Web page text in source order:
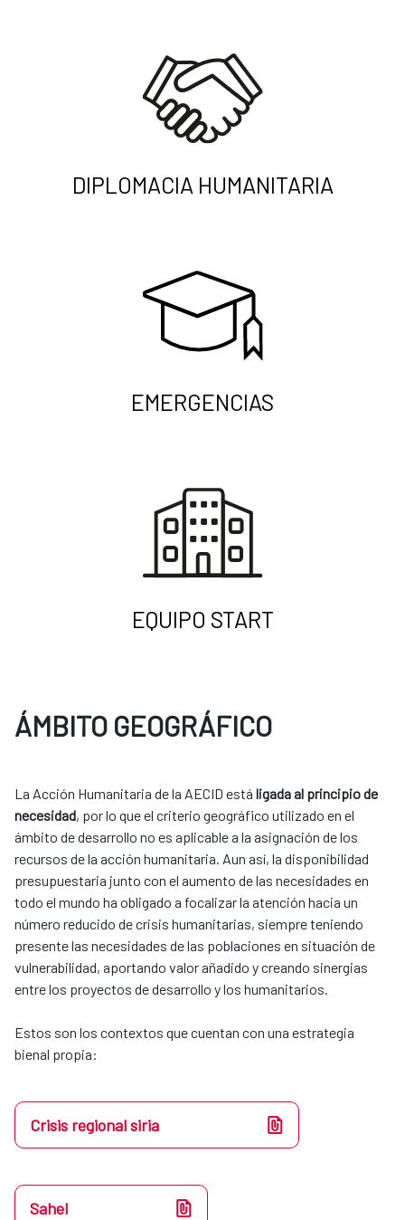
DIPLOMACIA HUMANITARIA
EMERGENCIAS
EQUIPO START
ÁMBITO GEOGRÁFICO
La Acción Humanitaria de la AECID está ligada al principio de
necesidad, por lo que el criterio geográfico utilizado en el
ámbito de desarrollo no es aplicable a la asignación de los
recursos de la acción humanitaria. Aun así, la disponibilidad
presupuestaria junto con el aumento de las necesidades en
todo el mundo ha obligado a focalizar la atención hacia un
número reducido de crisis humanitarias, siempre teniendo
presente las necesidades de las poblaciones en situación de
vulnerabilidad, aportando valor añadido y creando sinergias
entre los proyectos de desarrollo y los ​humanitarios. ​
​​Estos son los contextos que cuentan con una estrategia
bienal propia:​​​​​​​
Crisis regional siria
Sahel